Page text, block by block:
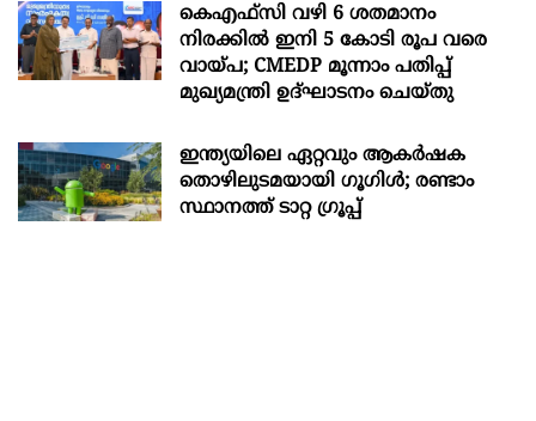
കെഎഫ്സി വഴി 6 ശതമാനം
നിരക്കിൽ ഇനി 5 കോടി രൂപ വരെ
വായ്പ; CMEDP മൂന്നാം പതിപ്പ്
മുഖ്യമന്ത്രി ഉദ്ഘാടനം ചെയ്തു
ഇന്ത്യയിലെ ഏറ്റവും ആകര്‍ഷക
തൊഴിലുടമയായി ഗൂഗിള്‍; രണ്ടാം
സ്ഥാനത്ത് ടാറ്റ ഗ്രൂപ്പ്